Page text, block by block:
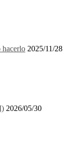
hacerlo 2025/11/28
2026/05/30